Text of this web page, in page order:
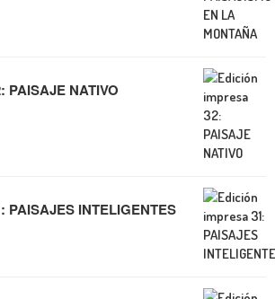
PAISAJE NATIVO
PAISAJES INTELIGENTES